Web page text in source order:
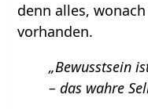
denn alles,
vorhanden.
„Bewusstsein
– das wahre